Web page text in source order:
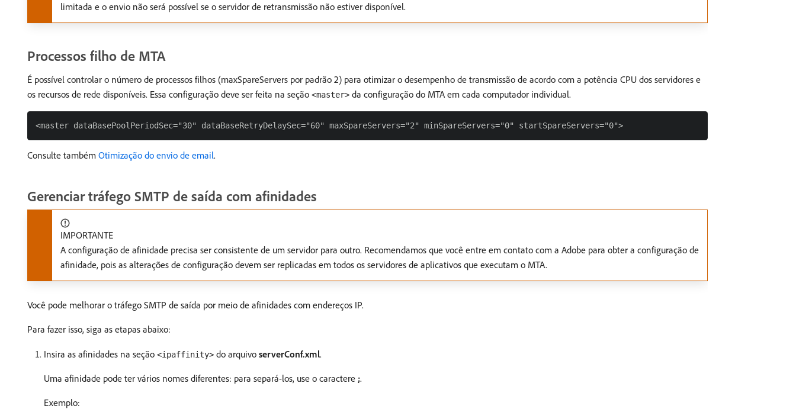
limitada e o envio não será possível se o servidor de retransmissão não estiver disponível.
Processos filho de MTA
É possível controlar o número de processos filhos (maxSpareServers por padrão 2) para otimizar o desempenho de transmissão de acordo com a potência CPU dos servidores e
os recursos de rede disponíveis. Essa configuração deve ser feita na seção <master> da configuração do MTA em cada computador individual.
Consulte também Otimização do envio de email.
Gerenciar tráfego SMTP de saída com afinidades
IMPORTANTE
A configuração de afinidade precisa ser consistente de um servidor para outro. Recomendamos que você entre em contato com a Adobe para obter a configuração de
afinidade, pois as alterações de configuração devem ser replicadas em todos os servidores de aplicativos que executam o MTA.
Você pode melhorar o tráfego SMTP de saída por meio de afinidades com endereços IP.
Para fazer isso, siga as etapas abaixo:
Insira as afinidades na seção <ipaffinity> do arquivo serverConf.xml.
Uma afinidade pode ter vários nomes diferentes: para separá-los, use o caractere ;.
Exemplo: